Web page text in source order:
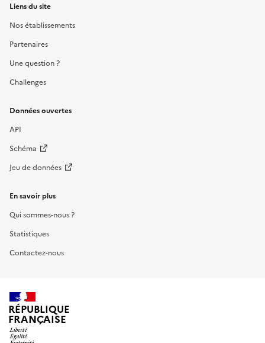
Liens du site
Nos établissements
Partenaires
Une question ?
Challenges
Données ouvertes
API
Schéma
Jeu de données
En savoir plus
Qui sommes-nous ?
Statistiques
Contactez-nous
RÉPUBLIQUE
FRANÇAISE